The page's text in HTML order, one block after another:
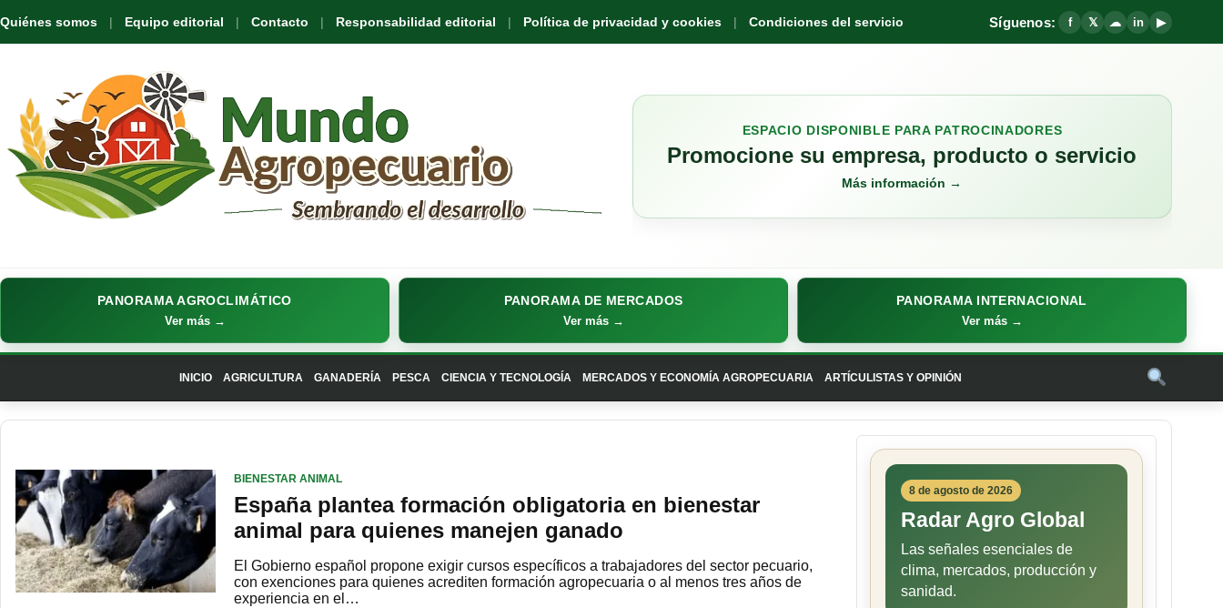
Quiénes somos Equipo editorial Contacto Responsabilidad editorial Política de privacidad y cookies Condiciones del servicio Síguenos: f 𝕏 ☁ in ▶
ESPACIO DISPONIBLE PARA PATROCINADORES
Promocione su empresa, producto o servicio
Más información →
PANORAMA AGROCLIMÁTICO
Ver más →
PANORAMA DE MERCADOS
Ver más →
PANORAMA INTERNACIONAL
Ver más →
INICIO AGRICULTURA GANADERÍA PESCA CIENCIA Y TECNOLOGÍA MERCADOS Y ECONOMÍA AGROPECUARIA ARTÍCULISTAS Y OPINIÓN
BIENESTAR ANIMAL
España plantea formación obligatoria en bienestar
animal para quienes manejen ganado
El Gobierno español propone exigir cursos específicos a trabajadores del sector pecuario,
con exenciones para quienes acrediten formación agropecuaria o al menos tres años de
experiencia en el…
8 de agosto de 2026
Radar Agro Global
Las señales esenciales de
clima, mercados, producción y
sanidad.